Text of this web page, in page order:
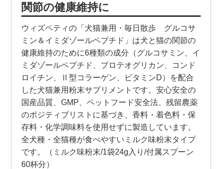
関節の健康維持に
ウィズペティの「犬猫兼用・毎日散歩 グルコサ
ミン＆イミダゾールペプチド」は犬と猫の関節の
健康維持のために6種類の成分（グルコサミン、イ
ミダゾールペプチド、プロテオグリカン、コンド
ロイチン、Ⅱ型コラーゲン、ビタミンD）を配合
した犬猫兼用粉末サプリメントです。安心安全の
国産品質、GMP、ペットフード安全法、残留農薬
のポジティブリストに基づき、香料・着色料・保
存料・化学調味料を使用せずに製造しています。
全犬種・全猫種が食べやすいミルク味粉末タイプ
です。（ミルク味粉末/1袋24g入り/付属スプーン
60杯分）